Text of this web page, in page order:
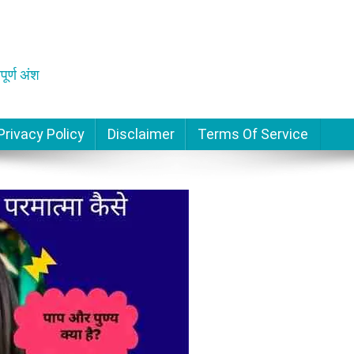
अंश
Policy Disclaimer Terms Of Service